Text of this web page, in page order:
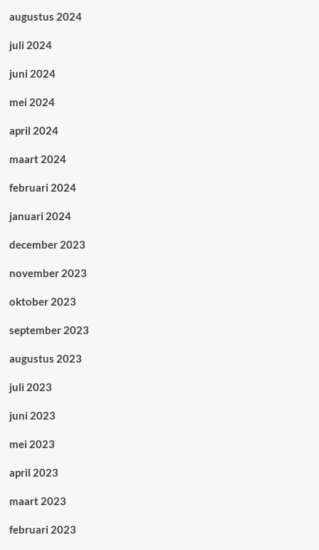
augustus 2024
juli 2024
juni 2024
mei 2024
april 2024
maart 2024
februari 2024
januari 2024
december 2023
november 2023
oktober 2023
september 2023
augustus 2023
juli 2023
juni 2023
mei 2023
april 2023
maart 2023
februari 2023